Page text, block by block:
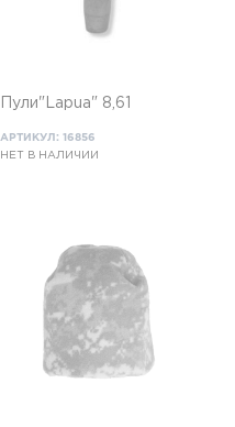
Пули"Lapua" 8,61
АРТИКУЛ: 16856
НЕТ В НАЛИЧИИ